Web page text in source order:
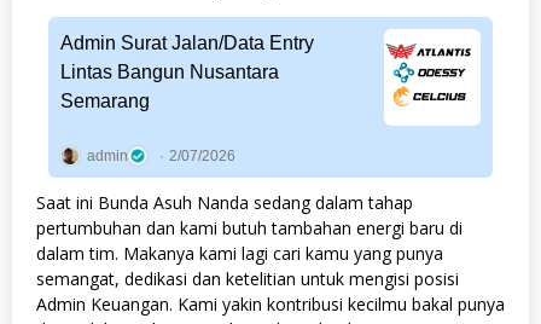
Admin Surat Jalan/Data Entry
Lintas Bangun Nusantara
Semarang
admin 2/07/2026
Saat ini Bunda Asuh Nanda sedang dalam tahap
pertumbuhan dan kami butuh tambahan energi baru di
dalam tim. Makanya kami lagi cari kamu yang punya
semangat, dedikasi dan ketelitian untuk mengisi posisi
Admin Keuangan. Kami yakin kontribusi kecilmu bakal punya